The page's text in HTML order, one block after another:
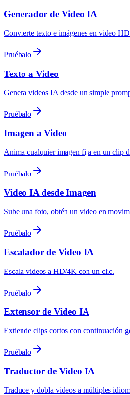
Generador de Video IA
Convierte texto e imágenes en video HD
Pruébalo
Texto a Video
Genera videos IA desde un simple
Pruébalo
Imagen a Video
Anima cualquier imagen fija en un clip
Pruébalo
Video IA desde Imagen
Sube una foto, obtén un video en
Pruébalo
Escalador de Video IA
Escala videos a HD/4K con un clic.
Pruébalo
Extensor de Video IA
Extiende clips cortos con continuación
Pruébalo
Traductor de Video IA
Traduce y dobla videos a múltiples